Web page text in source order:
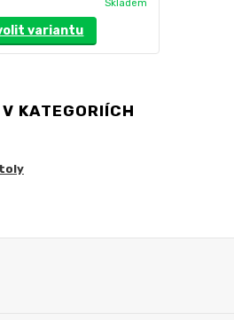
variantu
KATEGORIÍCH